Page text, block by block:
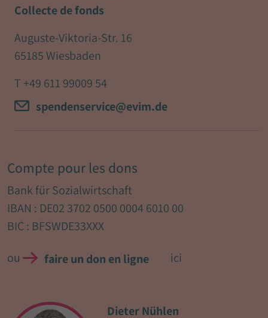
Collecte de fonds
Auguste-Viktoria-Str. 16
65185 Wiesbaden
T +49 611 99009 54
spendenservice@evim.de
Compte pour les dons
Bank für Sozialwirtschaft
IBAN : DE02 3702 0500 0004 6010 00
BIC : BFSWDE33XXX
ou faire un don en ligne ici
Dieter Nühlen